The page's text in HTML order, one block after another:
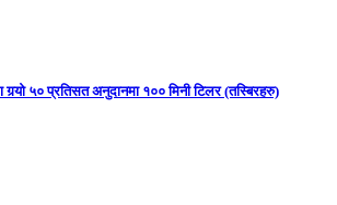
५० प्रतिसत अनुदानमा १०० मिनी टिलर (तस्बिरहरु)